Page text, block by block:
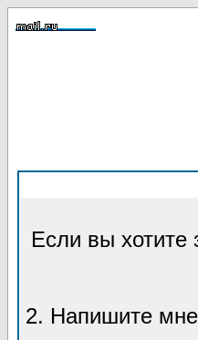
Если вы хотите
2. Напишите